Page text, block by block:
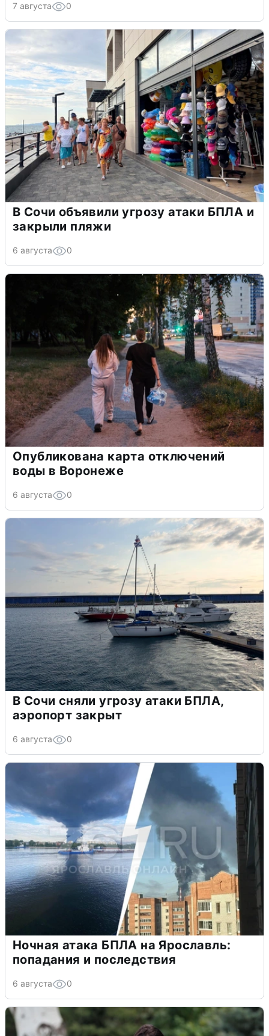
7 августа 0
В Сочи объявили угрозу атаки БПЛА и
закрыли пляжи
6 августа 0
Опубликована карта отключений
воды в Воронеже
6 августа 0
В Сочи сняли угрозу атаки БПЛА,
аэропорт закрыт
6 августа 0
Ночная атака БПЛА на Ярославль:
попадания и последствия
6 августа 0